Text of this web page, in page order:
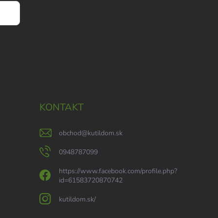
KONTAKT
obchod@kutildom.sk
0948787099
https://www.facebook.com/profile.php?
id=61583720870742
kutildom.sk/